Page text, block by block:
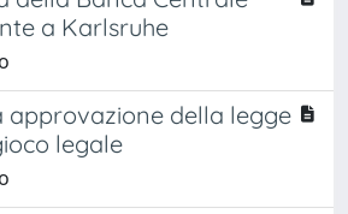
a Karlsruhe
della legge
legale